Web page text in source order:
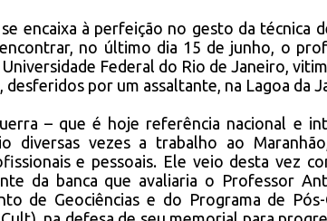
encaixa à perfeição no gesto da técnica
no último dia 15 de junho, o
Federal do Rio de Janeiro,
por um assaltante, na Lagoa da
– que é hoje referência nacional e
diversas vezes a trabalho ao
e pessoais. Ele veio desta vez
da banca que avaliaria o Professor
de Geociências e do Programa de Pós-